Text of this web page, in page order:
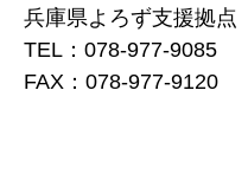
兵庫県よろず支援拠点
TEL：078-977-9085
FAX：078-977-9120